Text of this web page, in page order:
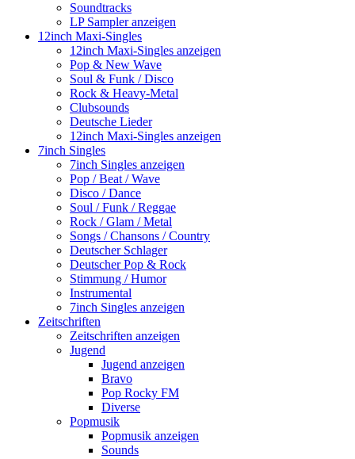
Soundtracks
LP Sampler anzeigen
12inch Maxi-Singles
12inch Maxi-Singles anzeigen
Pop & New Wave
Soul & Funk / Disco
Rock & Heavy-Metal
Clubsounds
Deutsche Lieder
12inch Maxi-Singles anzeigen
7inch Singles
7inch Singles anzeigen
Pop / Beat / Wave
Disco / Dance
Soul / Funk / Reggae
Rock / Glam / Metal
Songs / Chansons / Country
Deutscher Schlager
Deutscher Pop & Rock
Stimmung / Humor
Instrumental
7inch Singles anzeigen
Zeitschriften
Zeitschriften anzeigen
Jugend
Jugend anzeigen
Bravo
Pop Rocky FM
Diverse
Popmusik
Popmusik anzeigen
Sounds